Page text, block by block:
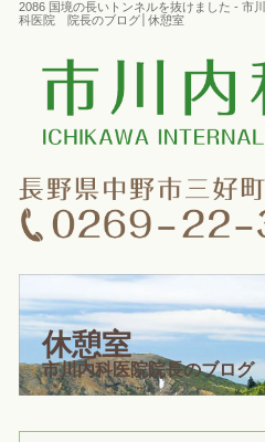
2086 国境の長いトンネルを抜けました - 市
科医院 院長のブログ│休憩室
休憩室
市川内科医院院長のブログ